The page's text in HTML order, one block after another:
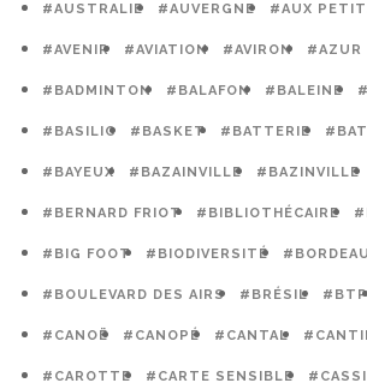
#AUSTRALIE #AUVERGNE #AUX
#AVENIR #AVIATION #AVIRON #AZUR
#BADMINTON #BALAFON #BALEINE
#BASILIC #BASKET #BATTERIE
#BAYEUX #BAZAINVILLE #BAZINVILLE
#BERNARD FRIOT #BIBLIOTHÉCAIRE
#BIG FOOT #BIODIVERSITÉ
#BOULEVARD DES AIRS #BRÉSIL #BTP
#CANOË #CANOPÉ #CANTAL
#CAROTTE #CARTE SENSIBLE